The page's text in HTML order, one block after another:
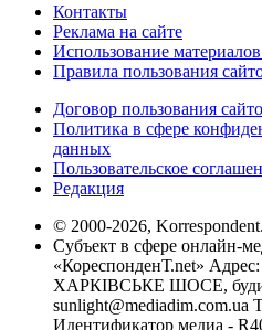
Контакты
Реклама на сайте
Использование
Правила пользования
Договор пользования
Политика в сфере
данных
Пользовательское
Редакция
© 2000-2026,
Субъект в сфере онлайн-
«КореспонденТ.net» Адрес:
ХАРКІВСЬКЕ ШОСЕ,
sunlight@mediadim.com.ua
Идентификатор медиа -